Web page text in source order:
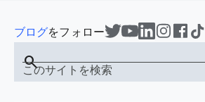
ブログをフォロー
このサイトを検索
search